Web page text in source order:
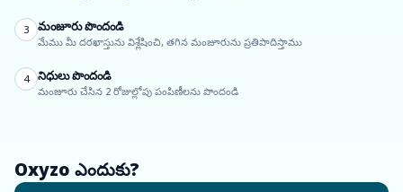
3 మంజూరు పొందండి
మేము మీ దరఖాస్తును విశ్లేషించి, తగిన మంజూరును ప్రతిపాదిస్తాము
4 నిధులు పొందండి
మంజూరు చేసిన 2 రోజుల్లోపు పంపిణీలను పొందండి
Oxyzo ఎందుకు?